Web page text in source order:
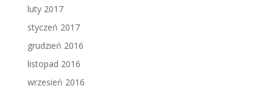
luty 2017
styczeń 2017
grudzień 2016
listopad 2016
wrzesień 2016